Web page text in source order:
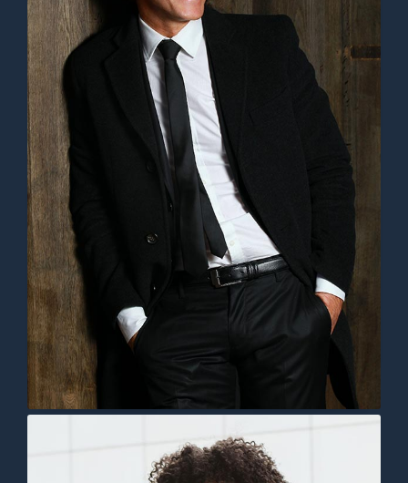
Lorem ipsum dolor sit amet,
consectetur adipiscing elit. Ut elit
tellus, luctus nec ullamcorper mattis,
pulvinar dapibus leo.